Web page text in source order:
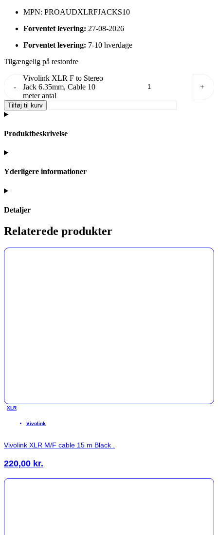
MPN: PROAUDXLRFJACKS10
Forventet levering: 27-08-2026
Forventet levering: 7-10 hverdage
Tilgængelig på restordre
-
Vivolink XLR F to Stereo
Jack 6.35mm, Cable 10
meter antal
+
Tilføj til kurv
Produktbeskrivelse
Yderligere informationer
Detaljer
Relaterede produkter
XLR
Vivolink
Vivolink XLR M/F cable 15 m Black .
220,00 kr.